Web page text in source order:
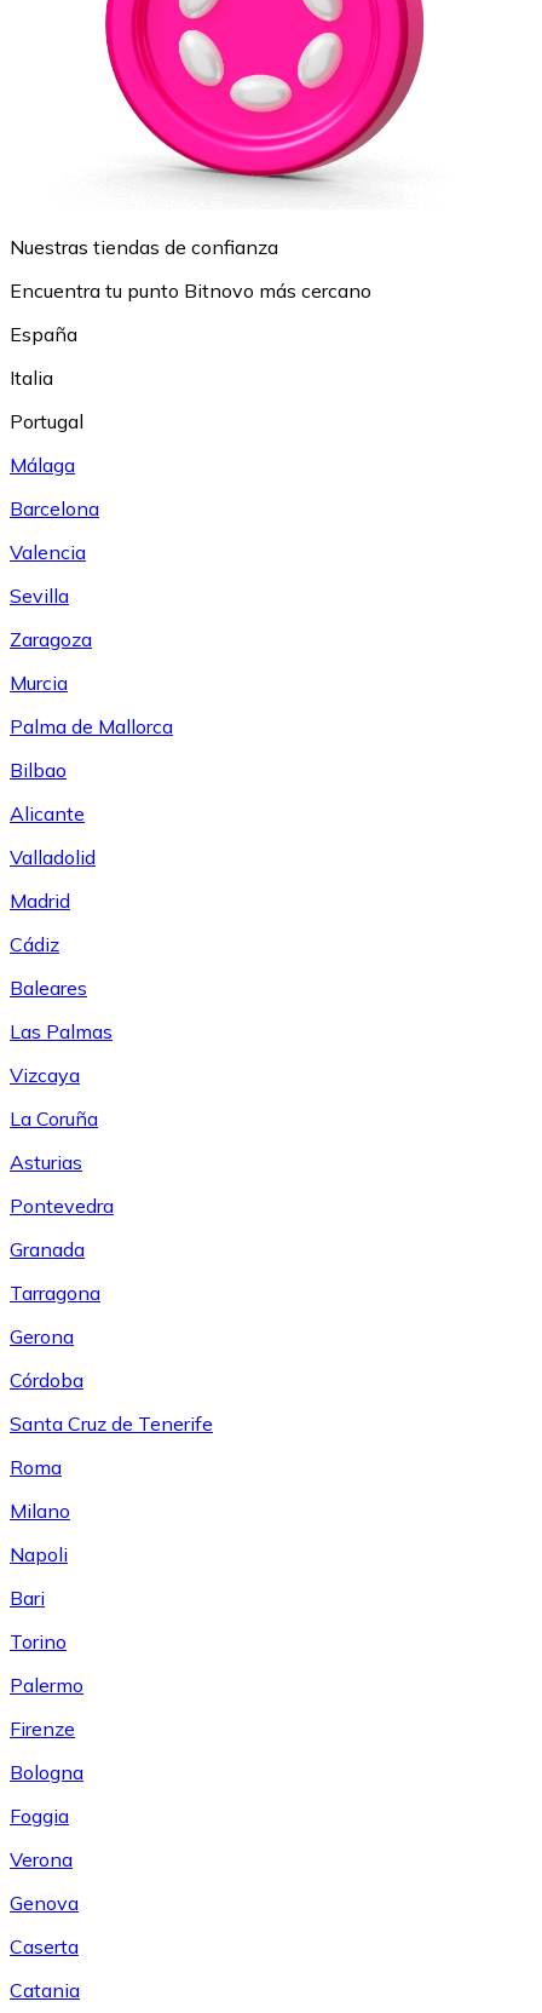
Nuestras tiendas de confianza
Encuentra tu punto Bitnovo más cercano
España
Italia
Portugal
Málaga
Barcelona
Valencia
Sevilla
Zaragoza
Murcia
Palma de Mallorca
Bilbao
Alicante
Valladolid
Madrid
Cádiz
Baleares
Las Palmas
Vizcaya
La Coruña
Asturias
Pontevedra
Granada
Tarragona
Gerona
Córdoba
Santa Cruz de Tenerife
Roma
Milano
Napoli
Bari
Torino
Palermo
Firenze
Bologna
Foggia
Verona
Genova
Caserta
Catania